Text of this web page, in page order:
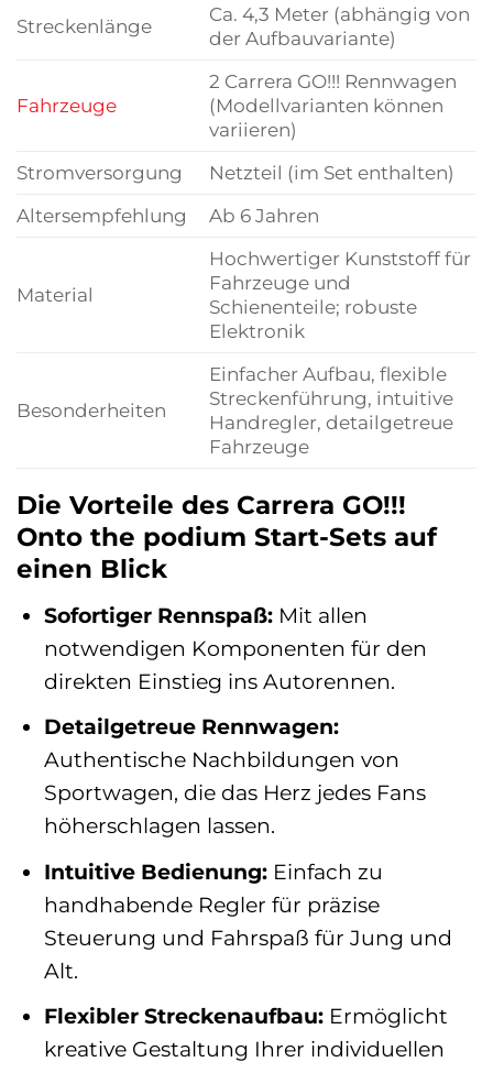
Streckenlänge
Ca. 4,3 Meter (abhängig von
der Aufbauvariante)
Fahrzeuge
2 Carrera GO!!! Rennwagen
(Modellvarianten können
variieren)
Stromversorgung
Netzteil (im Set enthalten)
Altersempfehlung
Ab 6 Jahren
Material
Hochwertiger Kunststoff für
Fahrzeuge und
Schienenteile; robuste
Elektronik
Besonderheiten
Einfacher Aufbau, flexible
Streckenführung, intuitive
Handregler, detailgetreue
Fahrzeuge
Die Vorteile des Carrera GO!!!
Onto the podium Start-Sets auf
einen Blick
Sofortiger Rennspaß:Mit allen
notwendigen Komponenten für den
direkten Einstieg ins Autorennen.
Detailgetreue Rennwagen:
Authentische Nachbildungen von
Sportwagen, die das Herz jedes Fans
höherschlagen lassen.
Intuitive Bedienung:Einfach zu
handhabende Regler für präzise
Steuerung und Fahrspaß für Jung und
Alt.
Flexibler Streckenaufbau:Ermöglicht
kreative Gestaltung Ihrer individuellen